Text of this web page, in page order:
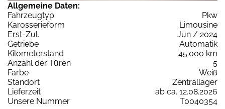
Allgemeine Daten:
Fahrzeugtyp
Pkw
Karosserieform
Limousine
Erst-Zul.
Jun / 2024
Getriebe
Automatik
Kilometerstand
45.000 km
Anzahl der Türen
5
Farbe
Weiß
Standort
Zentrallager
Lieferzeit
ab ca. 12.08.2026
Unsere Nummer
T0040354